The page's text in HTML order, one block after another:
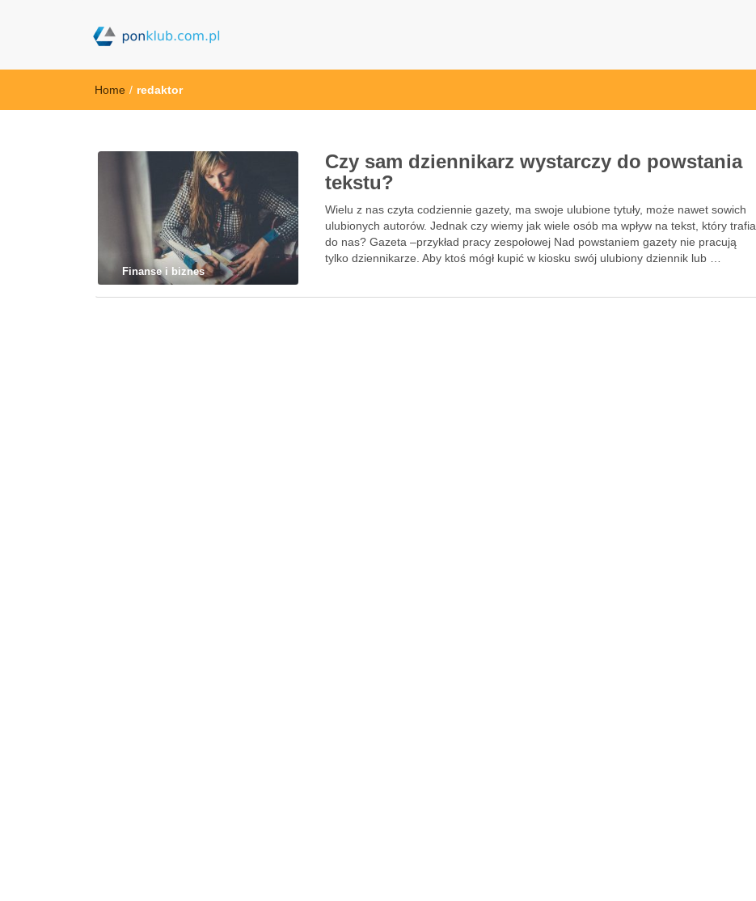
Home / redaktor
Finanse i biznes
Czy sam dziennikarz wystarczy do powstania
tekstu?
Wielu z nas czyta codziennie gazety, ma swoje ulubione tytuły, może nawet sowich
ulubionych autorów. Jednak czy wiemy jak wiele osób ma wpływ na tekst, który trafia
do nas? Gazeta –przykład pracy zespołowej Nad powstaniem gazety nie pracują
tylko dziennikarze. Aby ktoś mógł kupić w kiosku swój ulubiony dziennik lub …